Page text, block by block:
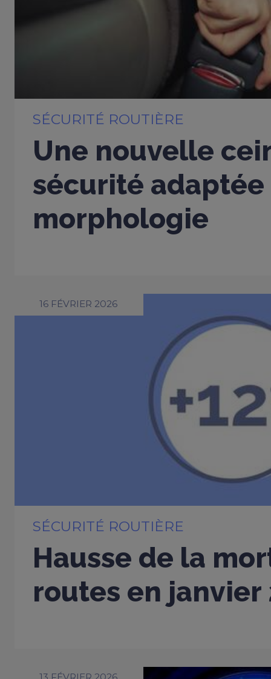
SÉCURITÉ ROUTIÈRE
Une nouvelle
sécurité adaptée
morphologie
16 FÉVRIER 2026
SÉCURITÉ ROUTIÈRE
Hausse de la
routes en janvier